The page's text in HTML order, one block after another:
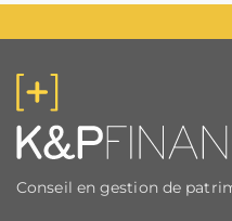
Conseil en gestion de